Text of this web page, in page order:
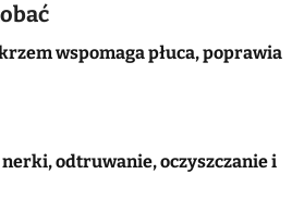
wspomaga płuca, poprawia
nerki, odtruwanie, oczyszczanie i